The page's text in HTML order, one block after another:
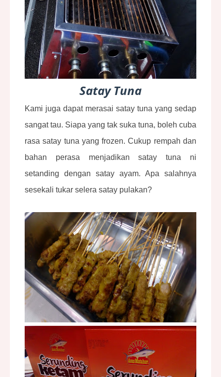
Satay Tuna
Kami juga dapat merasai satay tuna yang sedap
sangat tau. Siapa yang tak suka tuna, boleh cuba
rasa satay tuna yang frozen. Cukup rempah dan
bahan perasa menjadikan satay tuna ni
setanding dengan satay ayam. Apa salahnya
sesekali tukar selera satay pulakan?